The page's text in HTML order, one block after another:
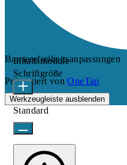
Barrierefreiheitsanpassungen
Präsentiert vonOneTap
Werkzeugleiste ausblenden
Inhaltsmodule
Schriftgröße
Standard